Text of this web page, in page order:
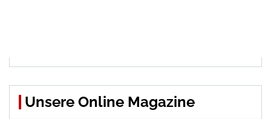
Unsere Online Magazine